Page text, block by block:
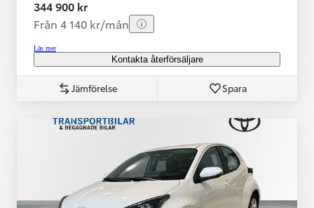
344 900 kr
Från 4 140 kr/mån
Läs mer
Kontakta återförsäljare
Jämförelse Spara